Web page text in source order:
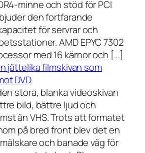
minne och stöd för PCI
den fortfarande
för servrar och
AMD EPYC 7302
med 16 kärnor och […]
jättelika filmskivan som
DVD
stora, blanka videoskivan
bild, bättre ljud och
än VHS. Trots att formatet
på bred front blev det en
och banade väg för